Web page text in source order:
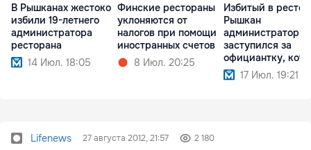
В Рышканах жестоко
избили 19-летнего
администратора
ресторана
14 Июл. 18:05
Финские рестораны
уклоняются от
налогов при помощи
иностранных счетов
8 Июл. 20:25
Избитый в
Рышкан
администратор
заступился за
официантку,
угрожали
17 Июл. 19:21
Lifenews 27 августа 2012, 21:57 2 180